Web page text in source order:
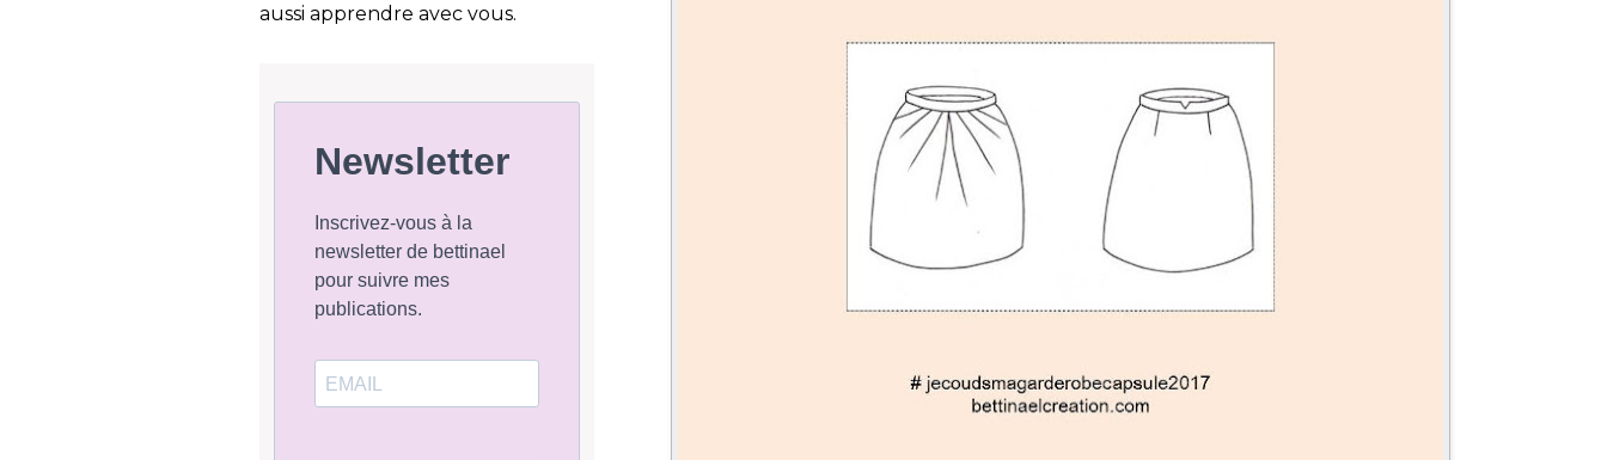
aussi apprendre avec vous.
Newsletter
Inscrivez-vous à la
newsletter de bettinael
pour suivre mes
publications.